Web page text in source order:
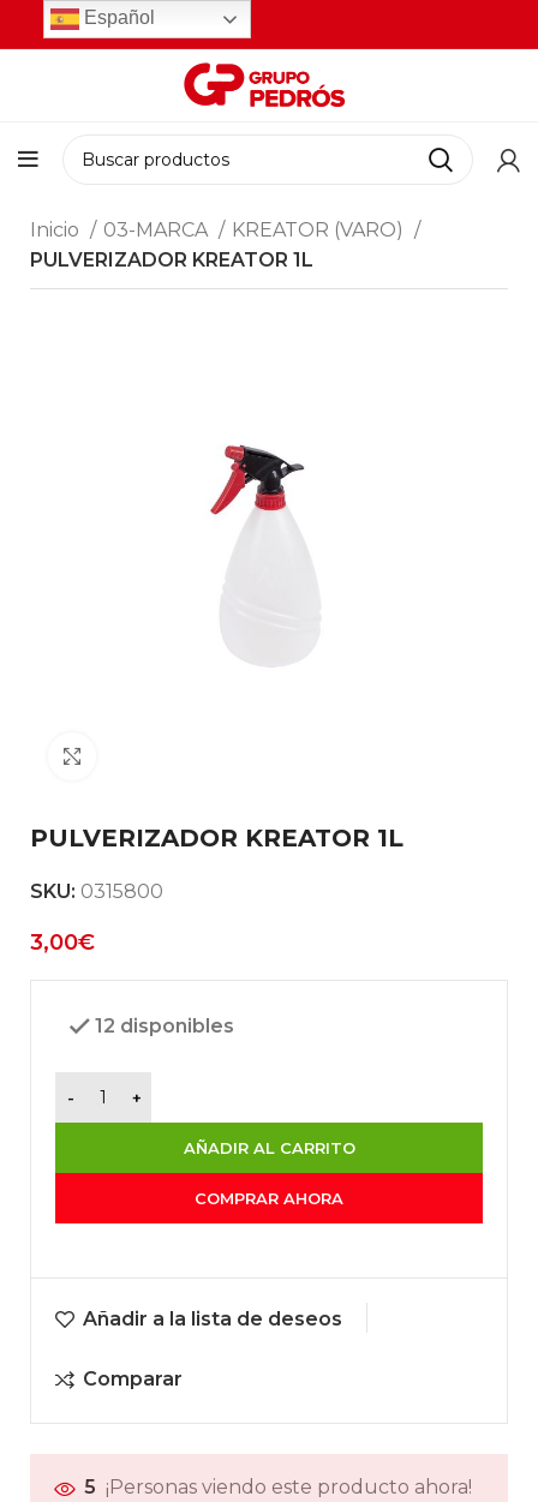
Inicio 03-MARCA
KREATOR (VARO)
PULVERIZADOR KREATOR 1L
PULVERIZADOR KREATOR 1L
SKU: 0315800
3,00€
12 disponibles
AÑADIR AL CARRITO
COMPRAR AHORA
Añadir a la lista de deseos
Comparar
5 ¡Personas viendo este producto ahora!
Español